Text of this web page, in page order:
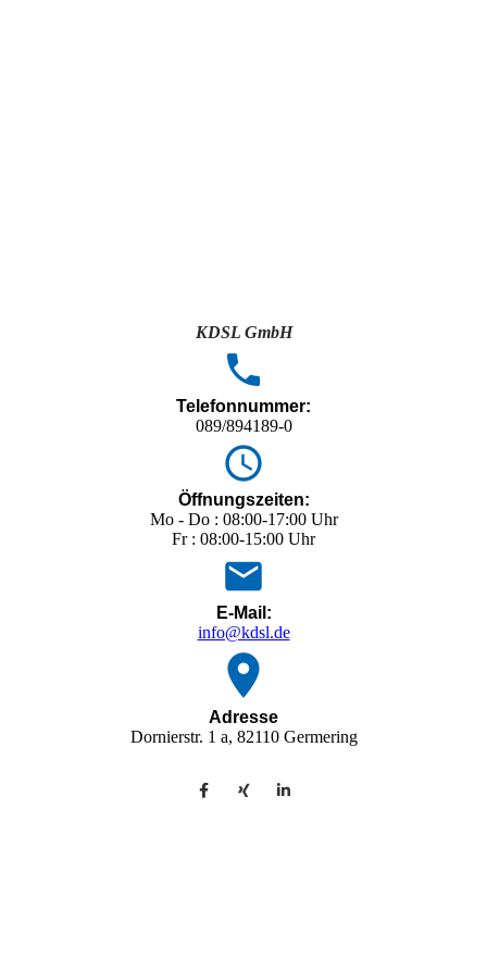
KDSL GmbH
Telefonnummer:
089/894189-0
Öffnungszeiten:
Mo - Do : 08:00-17:00 Uhr
Fr : 08:00-15:00 Uhr
E-Mail:
info@kdsl.de
Adresse
Dornierstr. 1 a, 82110 Germering